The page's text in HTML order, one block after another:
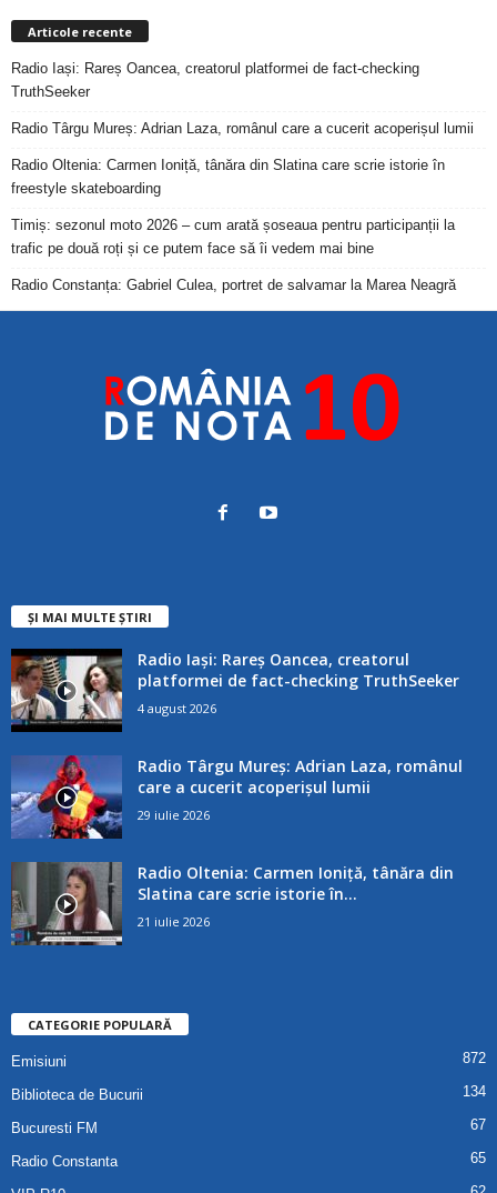
Articole recente
Radio Iași: Rareș Oancea, creatorul platformei de fact-checking
TruthSeeker
Radio Târgu Mureș: Adrian Laza, românul care a cucerit acoperișul lumii
Radio Oltenia: Carmen Ioniță, tânăra din Slatina care scrie istorie în
freestyle skateboarding
Timiș: sezonul moto 2026 – cum arată șoseaua pentru participanții la
trafic pe două roți și ce putem face să îi vedem mai bine
Radio Constanța: Gabriel Culea, portret de salvamar la Marea Neagră
ȘI MAI MULTE ȘTIRI
Radio Iași: Rareș Oancea, creatorul
platformei de fact-checking TruthSeeker
4 august 2026
Radio Târgu Mureș: Adrian Laza, românul
care a cucerit acoperișul lumii
29 iulie 2026
Radio Oltenia: Carmen Ioniță, tânăra din
Slatina care scrie istorie în...
21 iulie 2026
CATEGORIE POPULARĂ
Emisiuni 872
Biblioteca de Bucurii 134
Bucuresti FM 67
Radio Constanta 65